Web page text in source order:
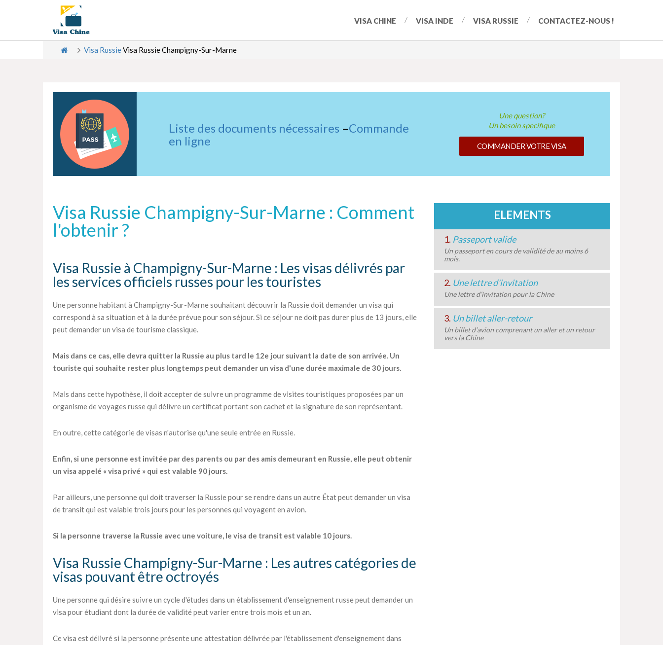
VISA CHINE VISA INDE VISA RUSSIE CONTACTEZ-NOUS !
Visa RussieVisa Russie Champigny-Sur-Marne
Liste des documents nécessaires –Commande
en ligne
Une question?
Un besoin specifique
COMMANDER VOTRE VISA
Visa Russie Champigny-Sur-Marne : Comment
l'obtenir ?
Visa Russie à Champigny-Sur-Marne : Les visas délivrés par
les services officiels russes pour les touristes
Une personne habitant à Champigny-Sur-Marne souhaitant découvrir la Russie doit demander un visa qui
correspond à sa situation et à la durée prévue pour son séjour. Si ce séjour ne doit pas durer plus de 13 jours, elle
peut demander un visa de tourisme classique.
Mais dans ce cas, elle devra quitter la Russie au plus tard le 12e jour suivant la date de son arrivée. Un
touriste qui souhaite rester plus longtemps peut demander un visa d'une durée maximale de 30 jours.
Mais dans cette hypothèse, il doit accepter de suivre un programme de visites touristiques proposées par un
organisme de voyages russe qui délivre un certificat portant son cachet et la signature de son représentant.
En outre, cette catégorie de visas n'autorise qu'une seule entrée en Russie.
Enfin, si une personne est invitée par des parents ou par des amis demeurant en Russie, elle peut obtenir
un visa appelé « visa privé » qui est valable 90 jours.
Par ailleurs, une personne qui doit traverser la Russie pour se rendre dans un autre État peut demander un visa
de transit qui est valable trois jours pour les personnes qui voyagent en avion.
Si la personne traverse la Russie avec une voiture, le visa de transit est valable 10 jours.
Visa Russie Champigny-Sur-Marne : Les autres catégories de
visas pouvant être octroyés
Une personne qui désire suivre un cycle d'études dans un établissement d'enseignement russe peut demander un
visa pour étudiant dont la durée de validité peut varier entre trois mois et un an.
Ce visa est délivré si la personne présente une attestation délivrée par l'établissement d'enseignement dans
ELEMENTS
1. Passeport valide
Un passeport en cours de validité de au moins 6
mois.
2. Une lettre d'invitation
Une lettre d’invitation pour la Chine
3. Un billet aller-retour
Un billet d’avion comprenant un aller et un retour
vers la Chine